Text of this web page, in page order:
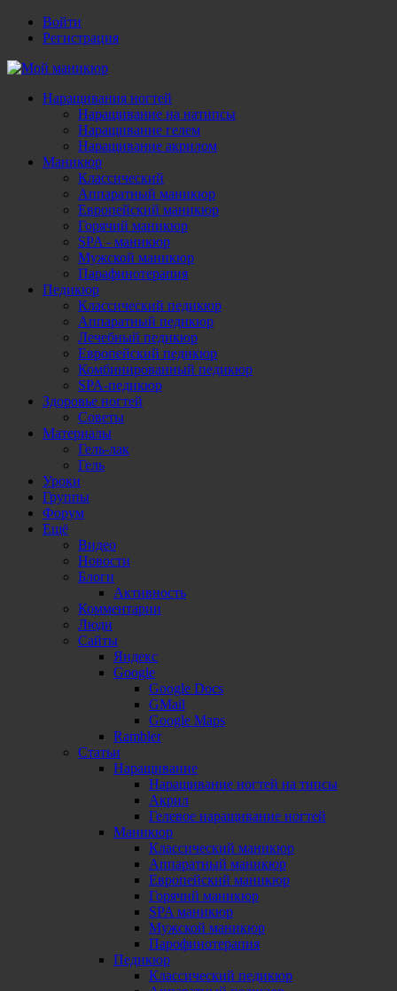
Войти
Регистрация
Наращивания ногтей
Наращивание на натипсы
Наращивание гелем
Наращивание акрилом
Маникюр
Классический
Аппаратный маникюр
Европейский маникюр
Горячий маникюр
SPA - маникюр
Мужской маникюр
Парафинотерапия
Педикюр
Классический педикюр
Аппаратный педикюр
Лечебный педикюр
Европейский педикюр
Комбинированный педикюр
SPA-педикюр
Здоровье ногтей
Советы
Материалы
Гель-лак
Гель
Уроки
Группы
Форум
Ещё
Видео
Новости
Блоги
Активность
Комментарии
Люди
Сайты
Яндекс
Google
Google Docs
GMail
Google Maps
Rambler
Статьи
Наращивание
Наращивание ногтей на типсы
Акрил
Гелевое наращивание ногтей
Маникюр
Классический маникюр
Аппаратный маникюр
Европейский маникюр
Горячий маникюр
SPA маникюр
Мужской маникюр
Парофинотерапия
Педикюр
Классический педикюр